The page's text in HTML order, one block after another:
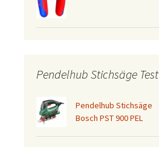
Pendelhub Stichsäge Test
Pendelhub Stichsäge
Bosch PST 900 PEL